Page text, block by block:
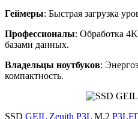
Геймеры: Быстрая загрузка
Профессионалы: Обработка
базами данных.
Владельцы ноутбуков:
компактность.
SSD GEIL Zenith P3L M.2